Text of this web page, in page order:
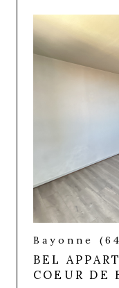
Bayonne
BEL
COEUR DE